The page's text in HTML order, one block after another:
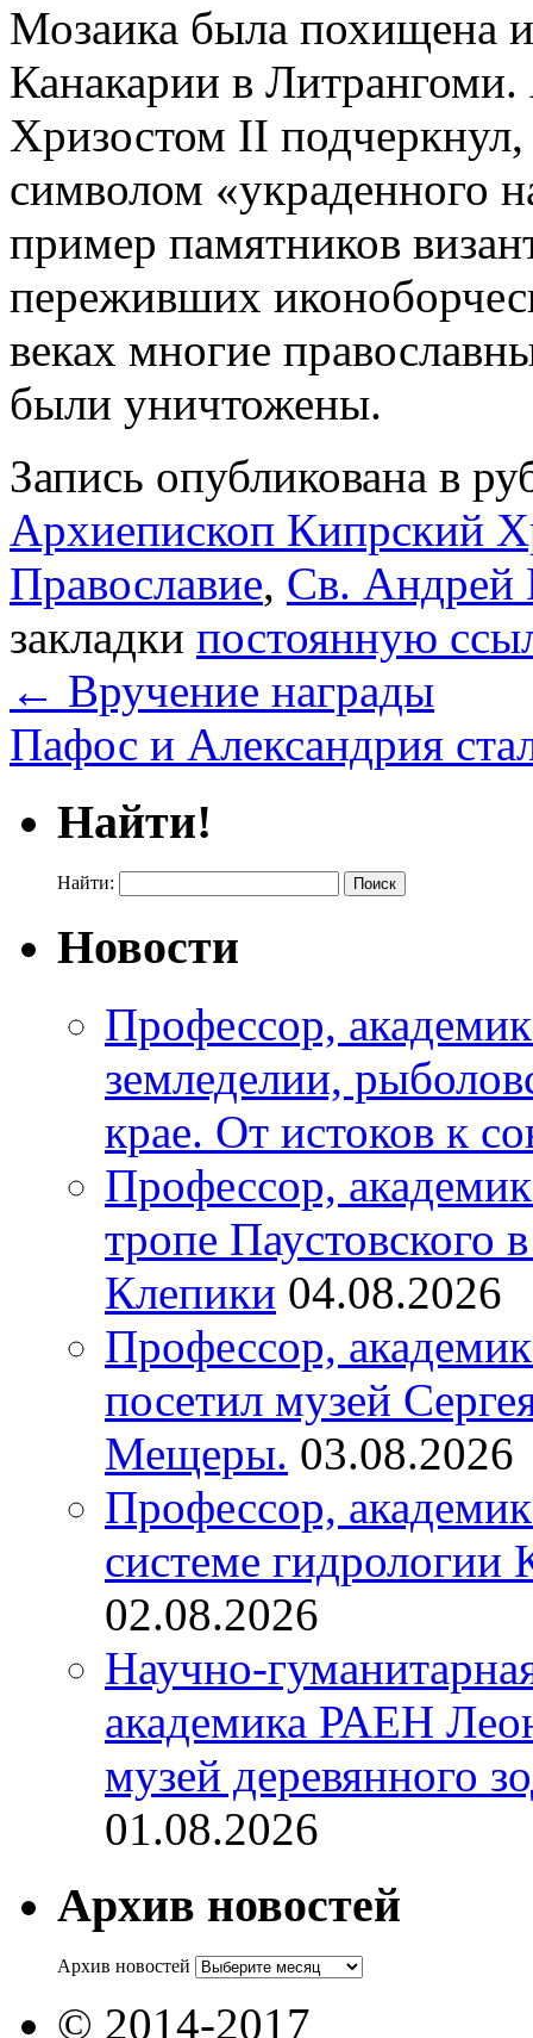
Мозаика была похищена
Канакарии в
Хризостом II подчеркнул,
символом «украденного
пример памятников
переживших
веках многие
были уничтожены.
Запись опубликована в
Архиепископ Кипрский
Православие, Св. Андрей
закладки постоянную
← Вручение награды
Пафос и Александрия
Найти!
Найти:
Новости
Профессор,
земледелии,
крае. От истоков к
Профессор,
тропе Паустовского
Клепики 04.08.2026
Профессор,
посетил музей
Мещеры. 03.08.2026
Профессор,
системе гидрологии
02.08.2026
Научно-
академика РАЕН
музей деревянного
01.08.2026
Архив новостей
Архив новостей
© 2014-2017